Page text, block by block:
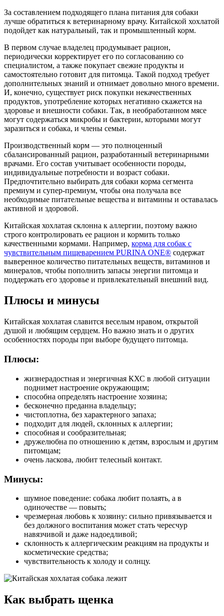
За составлением подходящего плана питания для собаки
лучше обратиться к ветеринарному врачу. Китайской хохлатой
подойдет как натуральный, так и промышленный корм.
В первом случае владелец продумывает рацион,
периодически корректирует его по согласованию со
специалистом, а также покупает свежие продукты и
самостоятельно готовит для питомца. Такой подход требует
дополнительных знаний и отнимает довольно много времени.
И, конечно, существует риск покупки некачественных
продуктов, употребление которых негативно скажется на
здоровье и внешности собаки. Так, в необработанном мясе
могут содержаться микробы и бактерии, которыми могут
заразиться и собака, и члены семьи.
Производственный корм — это полноценный
сбалансированный рацион, разработанный ветеринарными
врачами. Его состав учитывает особенности породы,
индивидуальные потребности и возраст собаки.
Предпочтительно выбирать для собаки корма сегмента
премиум и супер-премиум, чтобы она получала все
необходимые питательные вещества и витамины и оставалась
активной и здоровой.
Китайская хохлатая склонна к аллергии, поэтому важно
строго контролировать ее рацион и кормить только
качественными кормами. Например, корма для собак с
чувствительным пищеварением PURINA ONE® содержат
выверенное количество питательных веществ, витаминов и
минералов, чтобы пополнить запасы энергии питомца и
поддержать его здоровье и привлекательный внешний вид.
Плюсы и минусы
Китайская хохлатая славится веселым нравом, открытой
душой и любящим сердцем. Но важно знать и о других
особенностях породы при выборе будущего питомца.
Плюсы:
жизнерадостная и энергичная КХС в любой ситуации
поднимет настроение окружающим;
способна определять настроение хозяина;
бесконечно преданна владельцу;
чистоплотна, без характерного запаха;
подходит для людей, склонных к аллергии;
способная и сообразительная;
дружелюбна по отношению к детям, взрослым и другим
питомцам;
очень ласкова, любит телесный контакт.
Минусы:
шумное поведение: собака любит полаять, а в
одиночестве — повыть;
чрезмерная любовь к хозяину: сильно привязывается и
без должного воспитания может стать чересчур
навязчивой и даже надоедливой;
склонность к аллергическим реакциям на продукты и
косметические средства;
чувствительность к холоду и солнцу.
Как выбрать щенка